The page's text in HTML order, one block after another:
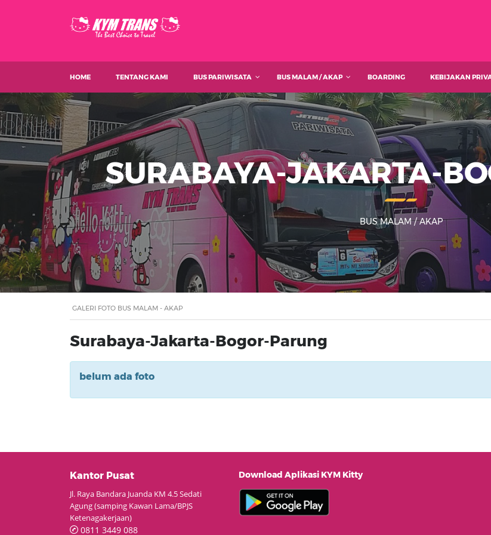
HOME TENTANG KAMI BUS PARIWISATA BUS MALAM / AKAP BOARDING KEBIJAKAN
SURABAYA-JAKARTA-
BUS MALAM / AKAP
GALERI FOTO BUS MALAM - AKAP
Surabaya-Jakarta-Bogor-Parung
belum ada foto
Kantor Pusat
Jl. Raya Bandara Juanda KM 4.5 Sedati
Agung (samping Kawan Lama/BPJS
Ketenagakerjaan)
0811 3449 088
Download Aplikasi KYM Kitty